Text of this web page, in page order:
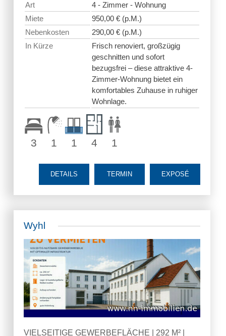
Art
4 - Zimmer - Wohnung
Miete
950,00 € (p.M.)
Nebenkosten
290,00 € (p.M.)
In Kürze
Frisch renoviert, großzügig
geschnitten und sofort
bezugsfrei – diese attraktive 4-
Zimmer-Wohnung bietet ein
komfortables Zuhause in ruhiger
Wohnlage.
3 1 1 4 1
EXPOSÉ
TERMIN
DETAILS
Wyhl
VIELSEITIGE GEWERBEFLÄCHE | 292 M² |